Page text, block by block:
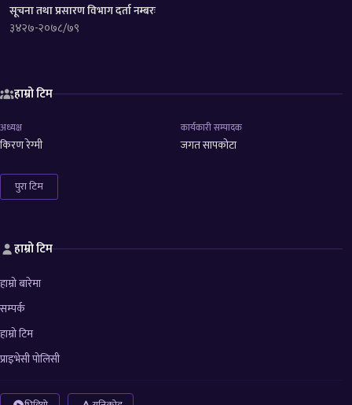
सूचना तथा प्रसारण विभाग दर्ता नम्बरः
३४२७-२०७८/७९
हाम्रो टिम
अध्यक्ष
किरण रेग्मी
कार्यकारी सम्पादक
जगत सापकोटा
पुरा टिम
हाम्रो टिम
हाम्रो बारेमा
सम्पर्क
हाम्रो टिम
प्राइभेसी पोलिसी